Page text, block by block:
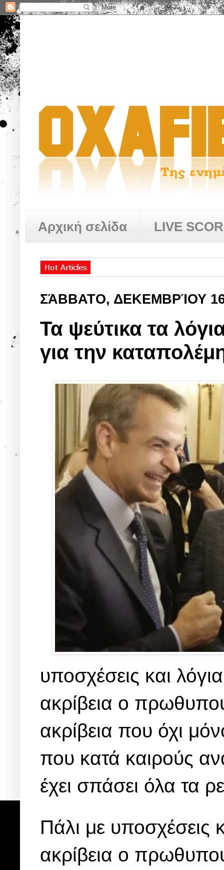
Αρχική σελίδα LIVE
ΣΆΒΒΑΤΟ, ΔΕΚΕΜΒΡΊΟΥ
Τα ψεύτικα τα
για την
υποσχέσεις και
ακρίβεια ο
ακρίβεια που όχι
που κατά καιρούς
έχει σπάσει όλα τα
Πάλι με υποσχέσεις
ακρίβεια ο